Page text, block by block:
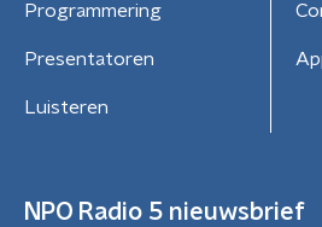
Programmering
Presentatoren
Luisteren
NPO Radio 5 nieuwsbrief